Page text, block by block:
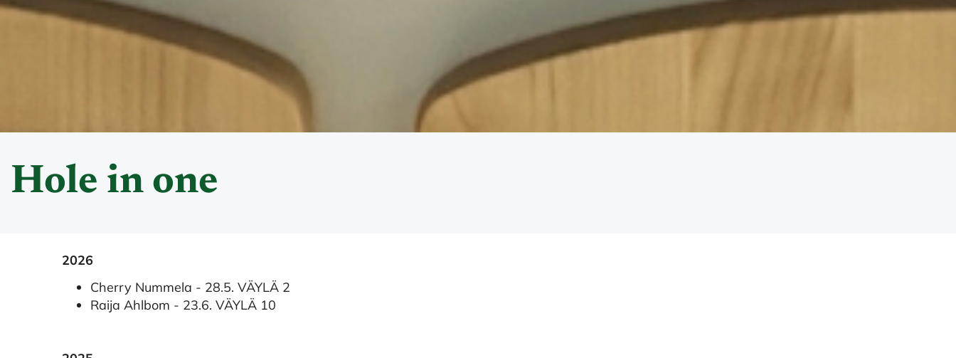
Hole in one
2026
Cherry Nummela - 28.5. VÄYLÄ 2
Raija Ahlbom - 23.6. VÄYLÄ 10